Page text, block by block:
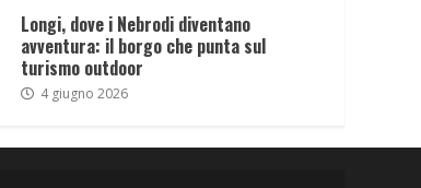
Longi, dove i Nebrodi diventano
avventura: il borgo che punta sul
turismo outdoor
4 giugno 2026